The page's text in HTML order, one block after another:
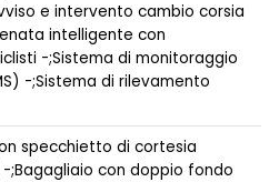
e intervento cambio corsia
intelligente con
-;Sistema di monitoraggio
-;Sistema di rilevamento
specchietto di cortesia
con doppio fondo